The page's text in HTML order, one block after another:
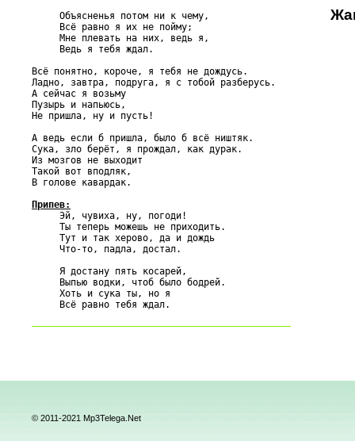
     Объясненья потом ни к чему,
     Всё равно я их не пойму;
     Мне плевать на них, ведь я,
     Ведь я тебя ждал.
Всё понятно, короче, я тебя не дождусь.
Ладно, завтра, подруга, я с тобой разберусь.
А сейчас я возьму
Пузырь и напьюсь,
Не пришла, ну и пусть!
А ведь если б пришла, было б всё ништяк.
Сука, зло берёт, я прождал, как дурак.
Из мозгов не выходит
Такой вот вподляк,
В голове кавардак.
Припев:
Эй, чувиха, ну, погоди!
     Ты теперь можешь не приходить.
     Тут и так херово, да и дождь
     Что-то, падла, достал.
     Я достану пять косарей,
     Выпью водки, чтоб было бодрей.
     Хоть и сука ты, но я
© 2011-2021 Mp3Telega.Net